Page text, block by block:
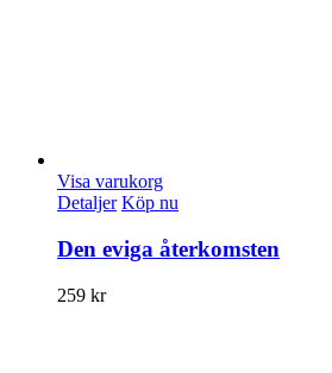
Visa varukorg
Detaljer Köp nu
Den eviga återkomsten
259 kr